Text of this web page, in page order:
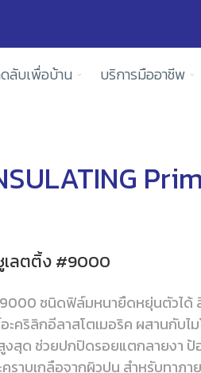
ลับเพื่อบ้าน บริการมืออาชีพ
เลตติ้ง #9000
ชนิดฟิล์มหนายืดหยุ่นตัวได้
คริลิกอีลาสโตเมอริค ผสานกับไม
สุด ช่วยปกปิดรอยแตกลายงา ป้
ราบเกลือจากผิวปูน สำหรับทาภา